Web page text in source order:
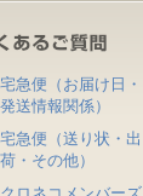
宅急便（お届け日・
発送情報関係）
宅急便（送り状・出
荷・その他）